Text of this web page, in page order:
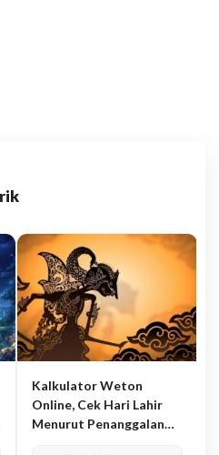
Kalkulator Weton
Online, Cek Hari Lahir
Menurut Penanggalan